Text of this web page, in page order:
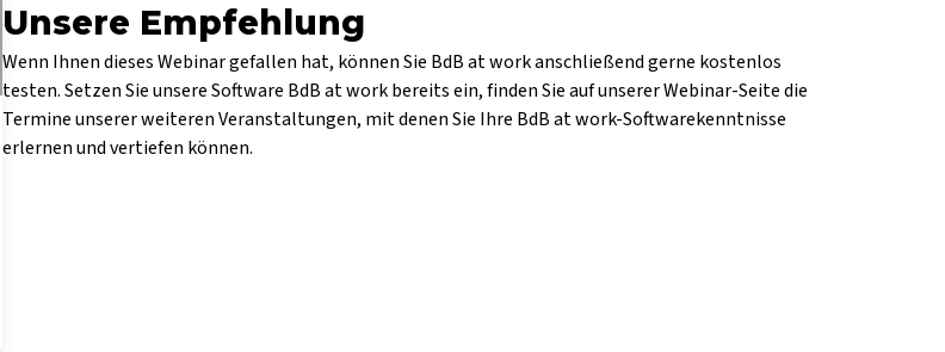
Unsere Empfehlung
Wenn Ihnen dieses Webinar gefallen hat, können Sie BdB at work anschließend gerne kostenlos
testen. Setzen Sie unsere Software BdB at work bereits ein, finden Sie auf unserer Webinar-Seite die
Termine unserer weiteren Veranstaltungen, mit denen Sie Ihre BdB at work-Softwarekenntnisse
erlernen und vertiefen können.